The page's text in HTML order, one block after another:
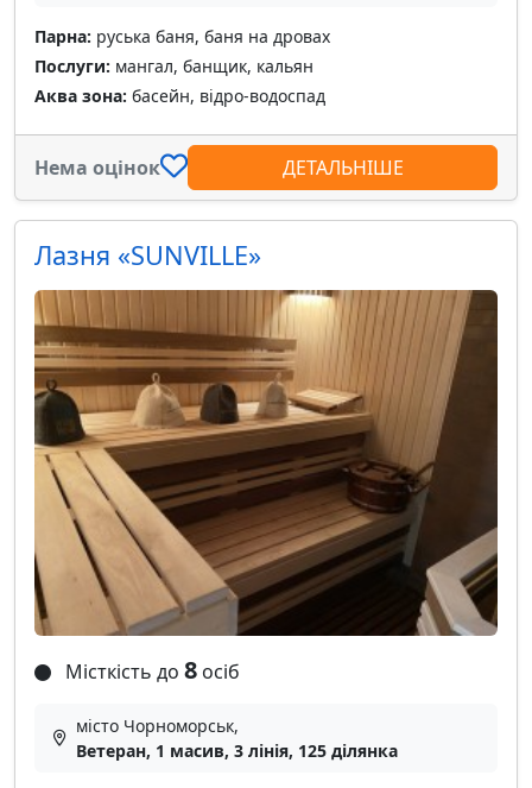
Парна: руська баня, баня на дровах
Послуги: мангал, банщик, кальян
Аква зона: басейн, відро-водоспад
Нема оцінок ДЕТАЛЬНІШЕ
Лазня «SUNVILLE»
Місткість до 8 осіб
місто Чорноморськ,
Ветеран, 1 масив, 3 лінія, 125 ділянка